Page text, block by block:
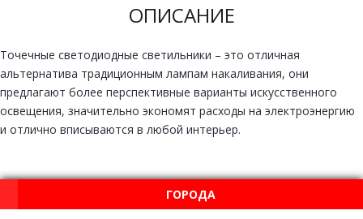
ОПИСАНИЕ
Точечные светодиодные светильники – это отличная
альтернатива традиционным лампам накаливания, они
предлагают более перспективные варианты искусственного
освещения, значительно экономят расходы на электроэнергию
и отлично вписываются в любой интерьер.
ГОРОДА